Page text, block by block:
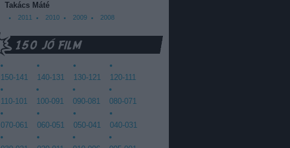
Takács Máté
2011 2010 2009 2008
150-141 140-131 130-121 120-111
110-101 100-091 090-081 080-071
070-061 060-051 050-041 040-031